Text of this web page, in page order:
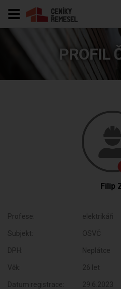
PROFIL
Filip
Profese: elektrikáři
Subjekt: OSVČ
DPH: Neplátce
Věk: 26 let
Datum registrace: 29.6.2023